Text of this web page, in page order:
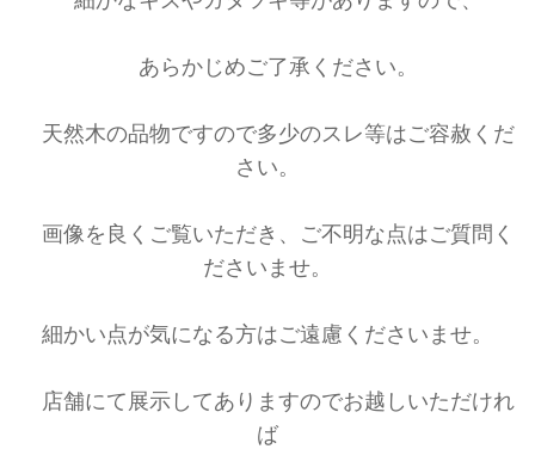
あらかじめご了承ください。
天然木の品物ですので多少のスレ等はご容赦くだ
さい。
画像を良くご覧いただき、ご不明な点はご質問く
ださいませ。
細かい点が気になる方はご遠慮くださいませ。
店舗にて展示してありますのでお越しいただけれ
ば